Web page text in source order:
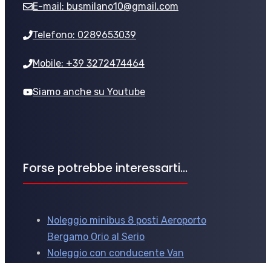
E-mail: busmilano10@gmail.com
Telefono: 0289653039
Mobile: +39 3272474464
Siamo anche su Youtube
Forse potrebbe interessarti...
Noleggio minibus 8 posti Aeroporto
Bergamo Orio al Serio
Noleggio con conducente Van